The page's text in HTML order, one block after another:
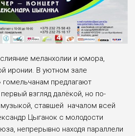
меланхолии и юмора,
иронии. В уютном зале
гомельчанам предлагают
взгляд далёкой, но по-
ставшей началом всей
Цыганок с молодости
непрерывно находя параллели